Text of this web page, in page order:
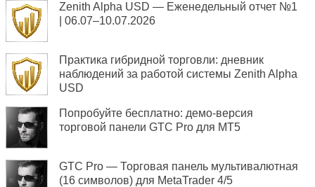
Zenith Alpha USD — Еженедельный отчет №1
| 06.07–10.07.2026
Практика гибридной торговли: дневник
наблюдений за работой системы Zenith Alpha
USD
Попробуйте бесплатно: демо-версия
торговой панели GTC Pro для MT5
GTC Pro — Торговая панель мультивалютная
(16 символов) для MetaTrader 4/5